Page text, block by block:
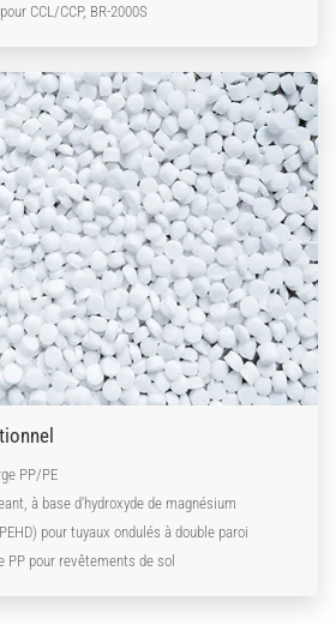
CCL/CCP, BR-2000S
PP/PE
à base d'hydroxyde de magnésium
pour tuyaux ondulés à double paroi
PP pour revêtements de sol